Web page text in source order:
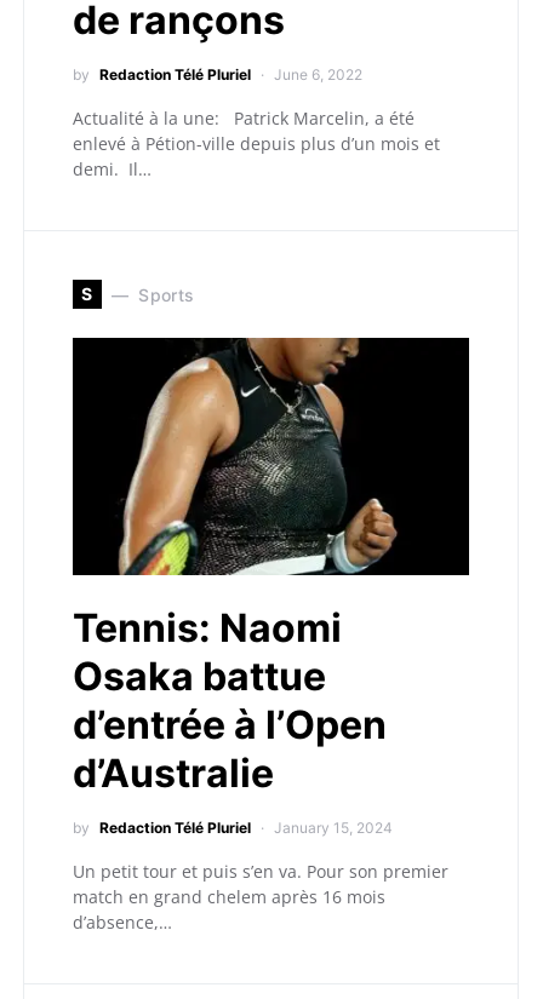
de rançons
by Redaction Télé Pluriel June 6, 2022
Actualité à la une: Patrick Marcelin, a été
enlevé à Pétion-ville depuis plus d’un mois et
demi. Il…
S Sports
Tennis: Naomi
Osaka battue
d’entrée à l’Open
d’Australie
by Redaction Télé Pluriel January 15, 2024
Un petit tour et puis s’en va. Pour son premier
match en grand chelem après 16 mois
d’absence,…